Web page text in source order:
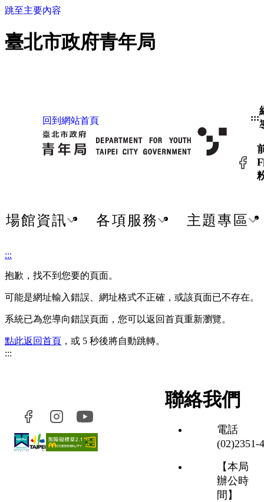
跳至主要內容
臺北市政府青年局
回到網站首頁 :::
場館資訊 各項服務 主題專區
:::
抱歉，找不到您要的頁面。
可能是網址輸入錯誤、網址格式不正確，或該頁面已不存在。
系統已為您導向錯誤頁面，您可以返回首頁重新瀏覽。
點此返回首頁 ，或 5 秒後將自動跳轉。
:::
聯絡我們
電話
【本局
辦公時
間】